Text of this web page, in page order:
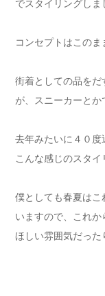
でスタイリングしま
コンセプトはこのま
街着としての品をだ
が、スニーカーとか
去年みたいに４０度
こんな感じのスタイ
僕としても春夏はこ
いますので、これ
ほしい雰囲気だった